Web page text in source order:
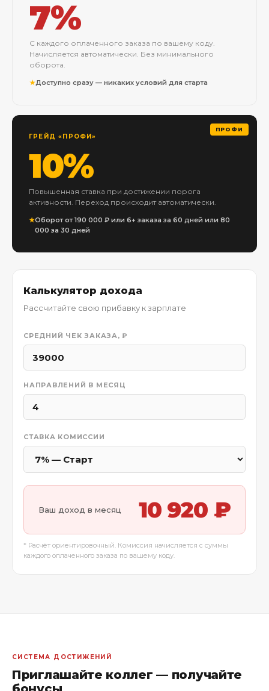
7%
С каждого оплаченного заказа по вашему коду.
Начисляется автоматически. Без минимального
оборота.
Доступно сразу — никаких условий для старта
ГРЕЙД «ПРОФИ»
10%
Повышенная ставка при достижении порога
активности. Переход происходит автоматически.
Оборот от 190 000 ₽ или 6+ заказа за 60 дней или 80
000 за 30 дней
Калькулятор дохода
Рассчитайте свою прибавку к зарплате
СРЕДНИЙ ЧЕК ЗАКАЗА, ₽
НАПРАВЛЕНИЙ В МЕСЯЦ
СТАВКА КОМИССИИ
Ваш доход в месяц 10 920 ₽
* Расчёт ориентировочный. Комиссия начисляется с суммы
каждого оплаченного заказа по вашему коду.
СИСТЕМА ДОСТИЖЕНИЙ
Приглашайте коллег — получайте